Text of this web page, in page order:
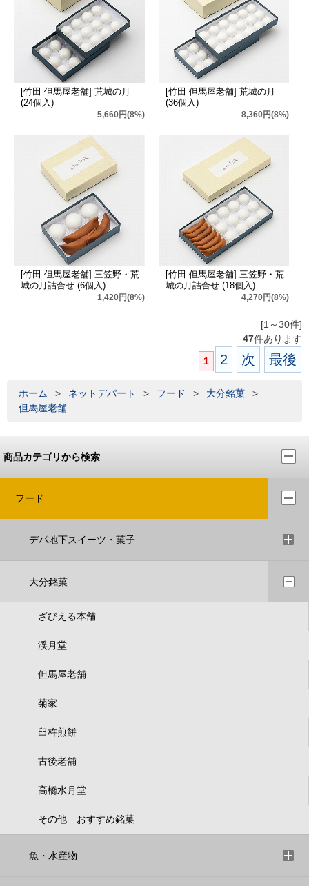
[竹田 但馬屋老舗] 荒城の月
(24個入)
5,660円(8%)
[竹田 但馬屋老舗] 荒城の月
(36個入)
8,360円(8%)
[竹田 但馬屋老舗] 三笠野・荒
城の月詰合せ (6個入)
1,420円(8%)
[竹田 但馬屋老舗] 三笠野・荒
城の月詰合せ (18個入)
4,270円(8%)
[1～30件]
47件あります
1
2 次 最後
ホーム > ネットデパート > フード > 大分銘菓
>
但馬屋老舗
商品カテゴリから検索
フード
デパ地下スイーツ・菓子
大分銘菓
ざびえる本舗
渓月堂
但馬屋老舗
菊家
臼杵煎餅
古後老舗
高橋水月堂
その他 おすすめ銘菓
魚・水産物